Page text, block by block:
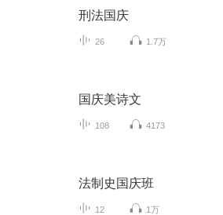
刑法国庆
26 1.7万
国庆美诗文
108 4173
法制史国庆班
12 1万